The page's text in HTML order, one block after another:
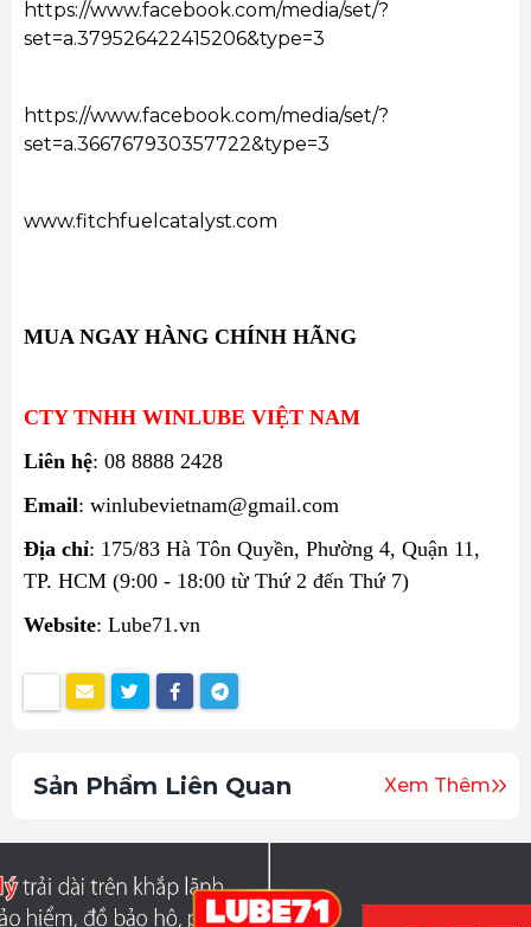
https://www.facebook.com/media/set/?
set=a.379526422415206&type=3
https://www.facebook.com/media/set/?
set=a.366767930357722&type=3
www.fitchfuelcatalyst.com
MUA NGAY HÀNG CHÍNH HÃNG
CTY TNHH WINLUBE VIỆT NAM
Liên hệ: 08 8888 2428
Email: winlubevietnam@gmail.com
Địa chỉ: 175/83 Hà Tôn Quyền, Phường 4, Quận 11,
TP. HCM (9:00 - 18:00 từ Thứ 2 đến Thứ 7)
Website: Lube71.vn
Sản Phẩm Liên Quan Xem Thêm